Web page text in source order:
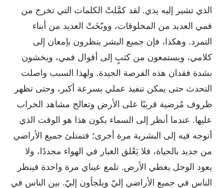
الذي تشير إليه يدي. لقد كمَّلتْ الكلمات التي تخرج من
فمي العديد من المخلوقات، ووبّخَتْ العديد من أبناء
التمرد. وهكذا، فإن جميع البشر ينظرون بإمعان إلى
كلامي، ويستمعون من كثبٍ إلى أقوال فمي، ويخشون
بشدة فقدان هذه الفرصة الجيدة. ولهذا السبب واصلت
التحدث حتى يمكن تنفيذ عملي بسرعة أكبر، وحتى تظهر
ظروف مُرضية قريبًا على الأرض وتعالج مشاهد الخراب
عليها. عندما أنظر إلى السماء يكون هذا هو الوقت الذي
أتوجه فيه إلى البشرية مرة أخرى؛ فتمتلئ جميع الأراضي
من جديد بالحياة، فلا يَعْلق الغبار في الهواء مجددًا، ولا
يعود الوحل يغطي الأرض. تلمع عيناي مرة واحدة فينظر
الناس في جميع الأراضي إليّ ويلجأون إليّ. بين الناس في